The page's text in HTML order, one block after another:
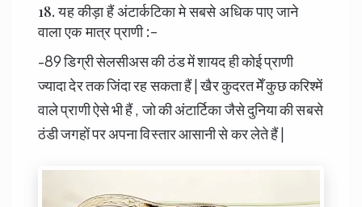
18. यह कीड़ा हैं अंटार्कटिका मे सबसे अधिक पाए जाने
वाला एक मात्र प्राणी :-
-89 डिग्री सेलसीअस की ठंड में शायद ही कोई प्राणी
ज्यादा देर तक जिंदा रह सकता हैं | खैर कुदरत मेँ कुछ करिश्में
वाले प्राणी ऐसे भी हैं , जो की अंटार्टिका जैसे दुनिया की सबसे
ठंडी जगहों पर अपना विस्तार आसानी से कर लेते हैं |